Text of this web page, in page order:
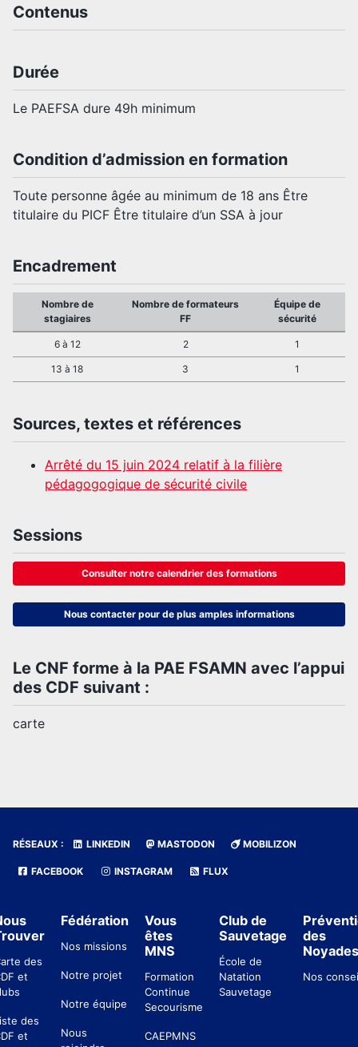
Contenus
Durée
Le PAEFSA dure 49h minimum
Condition d’admission en formation
Toute personne âgée au minimum de 18 ans Être
titulaire du PICF Être titulaire d’un SSA à jour
Encadrement
Nombre de
stagiaires
Nombre de formateurs
FF
Équipe de
sécurité
6 à 12 2 1
13 à 18 3 1
Sources, textes et références
Arrêté du 15 juin 2024 relatif à la filière
pédagogogique de sécurité civile
Sessions
Consulter notre calendrier des formations
Nous contacter pour de plus amples informations
Le CNF forme à la PAE FSAMN avec l’appui
des CDF suivant :
carte
RÉSEAUX : LINKEDIN MASTODON MOBILIZON
FACEBOOK INSTAGRAM FLUX
des
et
des
et
Fédération
Nos missions
Notre projet
Notre équipe
Nous
Vous
êtes
MNS
Formation
Continue
Secourisme
CAEPMNS
Club de
Sauvetage
École de
Natation
Sauvetage
des
Noyades
Nos